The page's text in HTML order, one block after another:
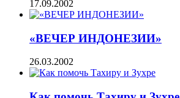
17.09.2002
«ВЕЧЕР ИНДОНЕЗИИ»
26.03.2002